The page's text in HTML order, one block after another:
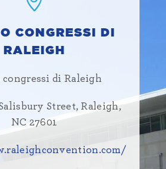
CONGRESSI DI
RALEIGH
congressi di Raleigh
Street, Raleigh,
NC 27601